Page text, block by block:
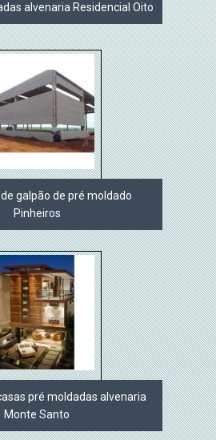
alvenaria Residencial Oito
galpão de pré moldado
Pinheiros
pré moldadas alvenaria
Monte Santo